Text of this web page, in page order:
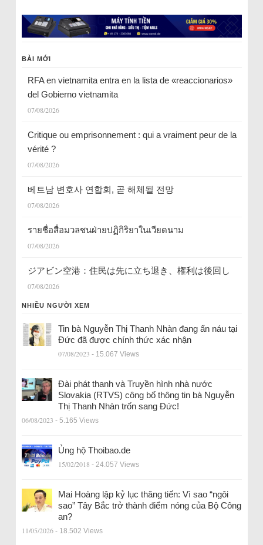
BÀI MỚI
RFA en vietnamita entra en la lista de «reaccionarios»
del Gobierno vietnamita
07/08/2026
Critique ou emprisonnement : qui a vraiment peur de la
vérité ?
07/08/2026
베트남 변호사 연합회, 곧 해체될 전망
07/08/2026
รายชื่อสื่อมวลชนฝ่ายปฏิกิริยาในเวียดนาม
07/08/2026
ジアビン空港：住民は先に立ち退き、権利は後回し
07/08/2026
NHIỀU NGƯỜI XEM
Tin bà Nguyễn Thị Thanh Nhàn đang ẩn náu tại
Đức đã được chính thức xác nhận
07/08/2023 - 15.067 Views
Đài phát thanh và Truyền hình nhà nước
Slovakia (RTVS) công bố thông tin bà Nguyễn
Thị Thanh Nhàn trốn sang Đức!
06/08/2023 - 5.165 Views
Ủng hộ Thoibao.de
15/02/2018 - 24.057 Views
Mai Hoàng lập kỷ lục thăng tiến: Vì sao “ngôi
sao” Tây Bắc trở thành điểm nóng của Bộ Công
an?
11/05/2026 - 18.502 Views